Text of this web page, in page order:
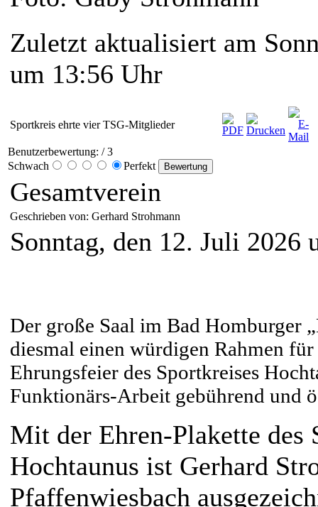
Zuletzt aktualisiert am
um 13:56 Uhr
Sportkreis ehrte vier TSG-Mitglieder
Benutzerbewertung: / 3
Schwach
Perfekt
Gesamtverein
Geschrieben von: Gerhard Strohmann
Sonntag, den 12. Juli 2026
Der große Saal im Bad Homburger
diesmal einen würdigen Rahmen
Ehrungsfeier des Sportkreises
Funktionärs-Arbeit gebührend und
Mit der Ehren-Plakette des
Hochtaunus ist Gerhard
Pfaffenwiesbach